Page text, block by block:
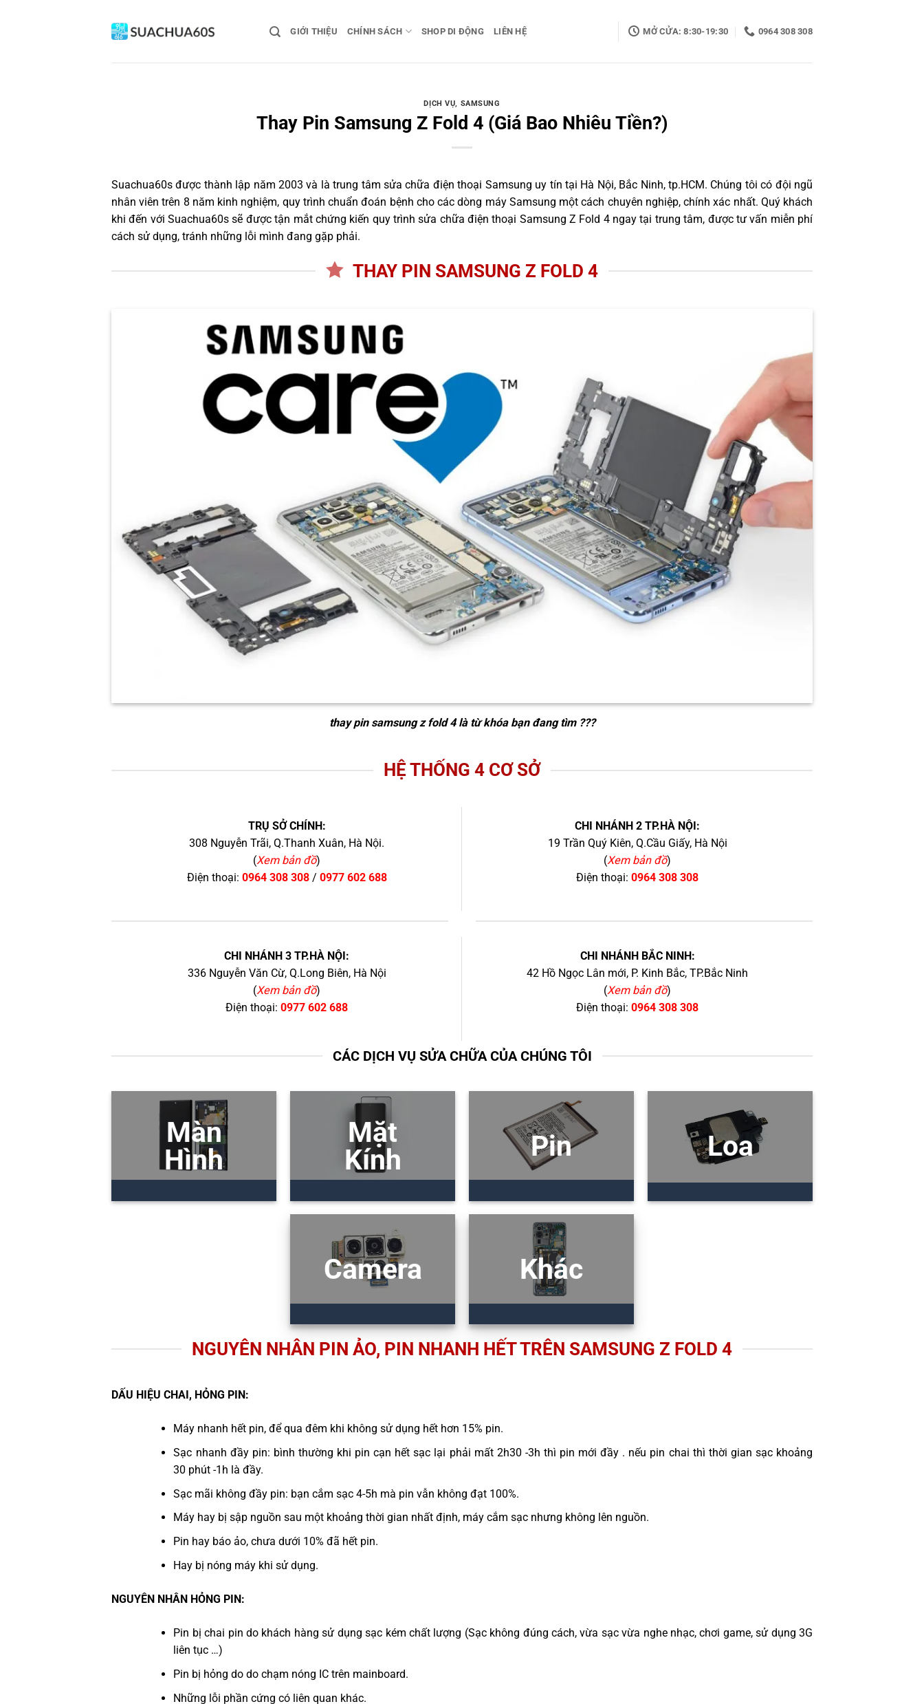
GIỚI THIỆU CHÍNH SÁCH SHOP DI ĐỘNG LIÊN HỆ MỞ CỬA: 8:30-19:30 0964 308 308
DỊCH VỤ, SAMSUNG
Thay Pin Samsung Z Fold 4 (Giá Bao Nhiêu Tiền?)
Suachua60s được thành lập năm 2003 và là trung tâm sửa chữa điện thoại Samsung uy tín tại Hà Nội, Bắc Ninh, tp.HCM. Chúng tôi có đội ngũ
nhân viên trên 8 năm kinh nghiệm, quy trình chuẩn đoán bệnh cho các dòng máy Samsung một cách chuyên nghiệp, chính xác nhất. Quý khách
khi đến với Suachua60s sẽ được tận mắt chứng kiến quy trình sửa chữa điện thoại Samsung Z Fold 4 ngay tại trung tâm, được tư vấn miễn phí
cách sử dụng, tránh những lỗi mình đang gặp phải.
THAY PIN SAMSUNG Z FOLD 4
thay pin samsung z fold 4là từ khóa bạn đang tìm ???
HỆ THỐNG 4 CƠ SỞ
TRỤ SỞ CHÍNH:
308 Nguyễn Trãi, Q.Thanh Xuân, Hà Nội.
(Xem bản đồ)
Điện thoại: 0964 308 308/ 0977 602 688
CHI NHÁNH 2 TP.HÀ NỘI:
19 Trần Quý Kiên, Q.Cầu Giấy, Hà Nội
(Xem bản đồ)
Điện thoại: 0964 308 308
CHI NHÁNH 3 TP.HÀ NỘI:
336 Nguyễn Văn Cừ, Q.Long Biên, Hà Nội
(Xem bản đồ)
Điện thoại: 0977 602 688
CHI NHÁNH BẮC NINH:
42 Hồ Ngọc Lân mới, P. Kinh Bắc, TP.Bắc Ninh
(Xem bản đồ)
Điện thoại: 0964 308 308
CÁC DỊCH VỤ SỬA CHỮA CỦA CHÚNG TÔI
Màn
Hình
Mặt
Kính
Pin Loa
Camera Khác
NGUYÊN NHÂN PIN ẢO, PIN NHANH HẾT TRÊN SAMSUNG Z FOLD 4
DẤU HIỆU CHAI, HỎNG PIN:
Máy nhanh hết pin, để qua đêm khi không sử dụng hết hơn 15% pin.
Sạc nhanh đầy pin: bình thường khi pin cạn hết sạc lại phải mất 2h30 -3h thì pin mới đầy . nếu pin chai thì thời gian sạc khoảng
30 phút -1h là đầy.
Sạc mãi không đầy pin: bạn cắm sạc 4-5h mà pin vẫn không đạt 100%.
Máy hay bị sập nguồn sau một khoảng thời gian nhất định, máy cắm sạc nhưng không lên nguồn.
Pin hay báo ảo, chưa dưới 10% đã hết pin.
Hay bị nóng máy khi sử dụng.
NGUYÊN NHÂN HỎNG PIN:
Pin bị chai pin do khách hàng sử dụng sạc kém chất lượng (Sạc không đúng cách, vừa sạc vừa nghe nhạc, chơi game, sử dụng 3G
liên tục …)
Pin bị hỏng do do chạm nóng IC trên mainboard.
Những lỗi phần cứng có liên quan khác.